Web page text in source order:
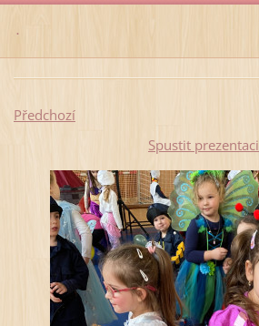
.
Předchozí
Spustit prezentaci